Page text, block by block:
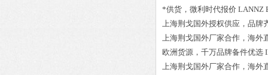
*供货，微利时代报价 LANNZ
上海荆戈国外授权供应，品牌
上海荆戈国外厂家合作，海外
欧洲货源，千万品牌备件优选
上海荆戈国外厂家合作，海外